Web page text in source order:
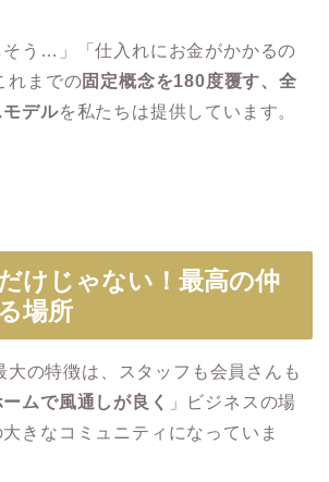
そう…」「仕入れにお金がかかるの
れまでの固定概念を180度覆す、全
モデルを私たちは提供しています。
だけじゃない！最高の仲
場所
の特徴は、スタッフも会員さんも
ムで風通しが良く
」ビジネスの場
きなコミュニティになっていま